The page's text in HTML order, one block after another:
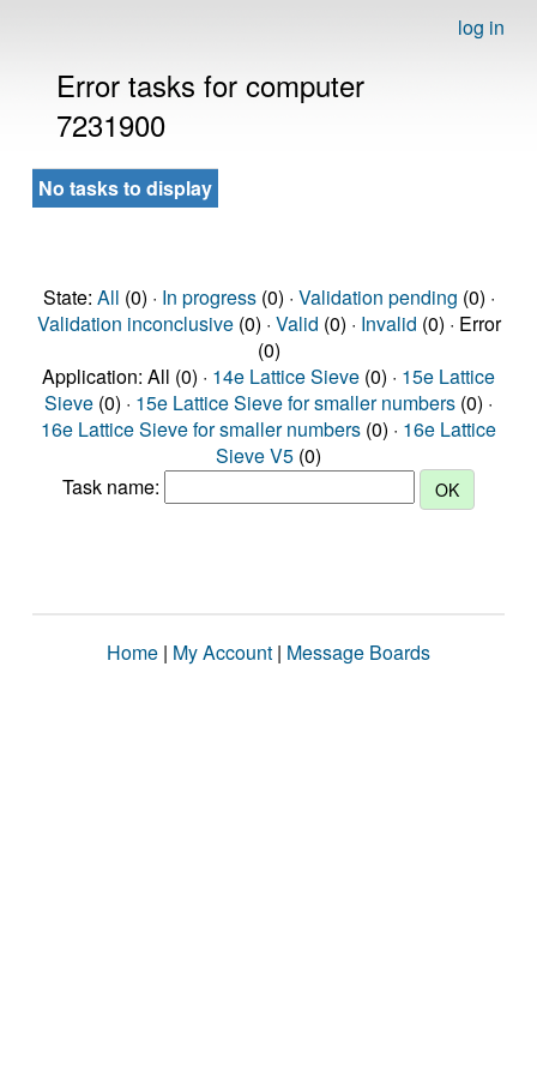
log in
Error tasks for computer
7231900
No tasks to display
State: All (0) · In progress(0) · Validation pending (0) ·
Validation inconclusive(0) · Valid (0) · Invalid (0) · Error
(0)
Application: All (0) · 14e Lattice Sieve (0) · 15e Lattice
Sieve (0) · 15e Lattice Sieve for smaller numbers (0) ·
16e Lattice Sieve for smaller numbers (0) · 16e Lattice
Sieve V5 (0)
Task name:
Home | My Account | Message Boards